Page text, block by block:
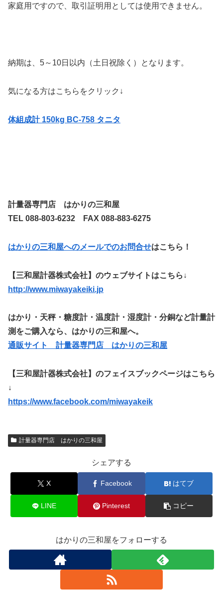
家庭用ですので、取引証明用としては使用できません。
納期は、5～10日以内（土日祝除く）となります。
気になる方はこちらをクリック↓
体組成計 150kg BC-758 タニタ
計量器専門店 はかりの三和屋
TEL 088-803-6232 FAX 088-883-6275
はかりの三和屋へのメールでのお問合せはこちら！
【三和屋計器株式会社】のウェブサイトはこちら↓
http://www.miwayakeiki.jp
はかり・天秤・糖度計・温度計・湿度計・分銅など計量計
測をご購入なら、はかりの三和屋へ。
通販サイト 計量器専門店 はかりの三和屋
【三和屋計器株式会社】のフェイスブックページはこちら
↓
https://www.facebook.com/miwayakeik
計量器専門店 はかりの三和屋
シェアする
X Facebook はてブ
LINE Pinterest コピー
はかりの三和屋をフォローする